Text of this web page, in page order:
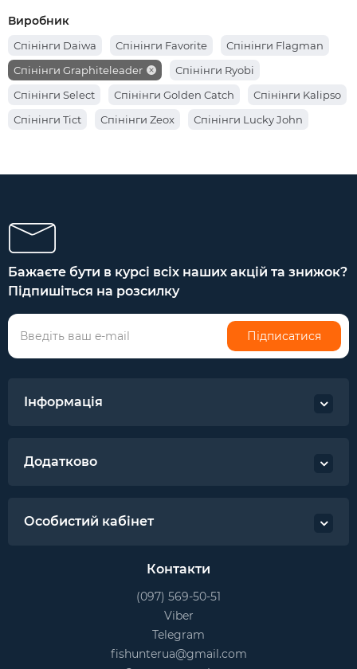
Виробник
Спінінги Daiwa Спінінги Favorite
Спінінги Flagman
Спінінги Graphiteleader
Спінінги Ryobi
Спінінги Select
Спінінги Golden Catch
Спінінги Kalipso
Спінінги Tict
Спінінги Zeox
Спінінги Lucky John
Бажаєте бути в курсі всіх наших акцій та знижок?
Підпишіться на розсилку
Підписатися
Інформація
Додатково
Особистий кабінет
Контакти
(097) 569-50-51
Viber
Telegram
fishunterua@gmail.com